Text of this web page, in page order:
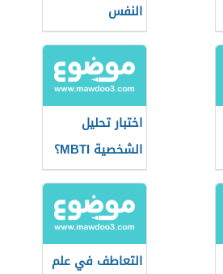
النفس
اختبار تحليل
الشخصية MBTI؟
التعاطف في علم